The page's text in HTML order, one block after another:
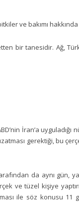
ve bakımı
bir tanesidir. Ağ,
İran’a uyguladığı
gerektiği, bu
da aynı gün,
ve tüzel kişiye
ile söz konusu